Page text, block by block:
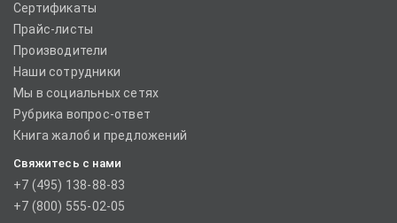
Сертификаты
Прайс-листы
Производители
Наши сотрудники
Мы в социальных сетях
Рубрика вопрос-ответ
Книга жалоб и предложений
Свяжитесь с нами
+7 (495) 138-88-83
+7 (800) 555-02-05